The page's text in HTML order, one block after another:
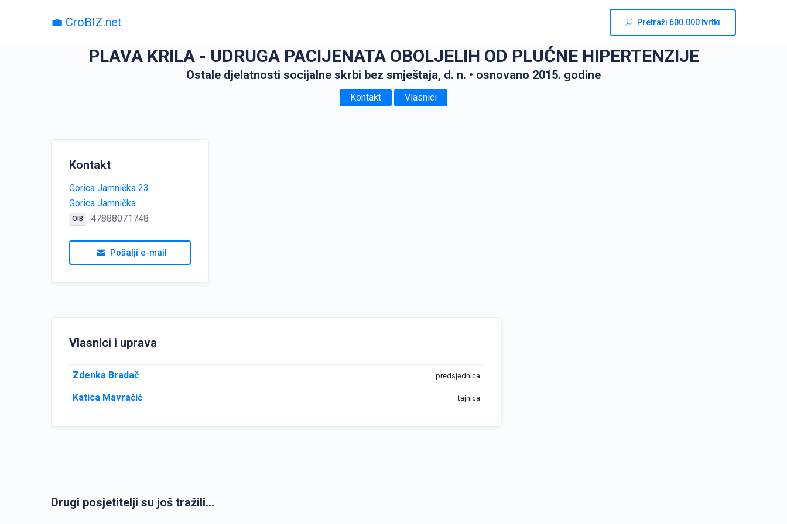
💼 CroBIZ.net Pretraži 600.000 tvrtki
PLAVA KRILA - UDRUGA PACIJENATA OBOLJELIH OD PLUĆNE HIPERTENZIJE
Ostale djelatnosti socijalne skrbi bez smještaja, d. n. • osnovano 2015. godine
Kontakt Vlasnici
Kontakt
Gorica Jamnička 23
Gorica Jamnička
OIB 47888071748
Pošalji e-mail
Vlasnici i uprava
Zdenka Bradač predsjednica
Katica Mavračić tajnica
Drugi posjetitelji su još tražili...